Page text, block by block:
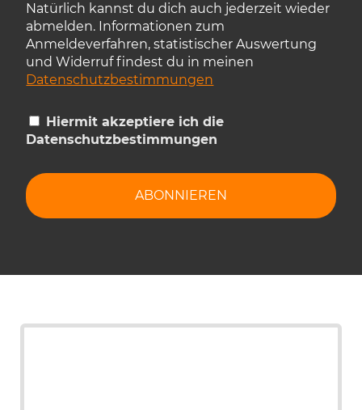
Natürlich kannst du dich auch jederzeit wieder
abmelden. Informationen zum
Anmeldeverfahren, statistischer Auswertung
und Widerruf findest du in meinen
Datenschutzbestimmungen
Hiermit akzeptiere ich die
Datenschutzbestimmungen